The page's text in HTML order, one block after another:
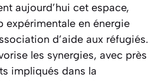
aujourd’hui cet espace,
expérimentale en énergie
d’aide aux réfugiés.
les synergies, avec près
impliqués dans la